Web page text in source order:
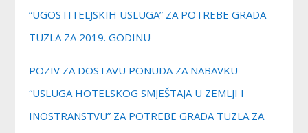
“UGOSTITELJSKIH USLUGA” ZA POTREBE GRADA
TUZLA ZA 2019. GODINU
POZIV ZA DOSTAVU PONUDA ZA NABAVKU
“USLUGA HOTELSKOG SMJEŠTAJA U ZEMLJI I
INOSTRANSTVU” ZA POTREBE GRADA TUZLA ZA